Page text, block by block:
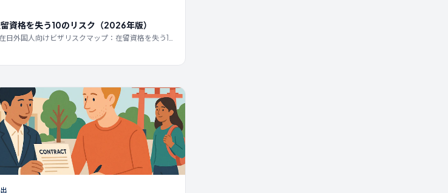
資格を失う10のリスク（2026年版）
日外国人向けビザリスクマップ：在留資格を失う10
クと回復経路。2027年保険ルール、3ヶ月/14日ルー
する落とし穴、経営管理ビザの変更、オーバーステ
不一致などを網羅。